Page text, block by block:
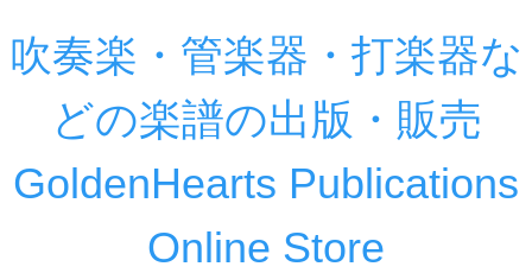
吹奏楽・管楽器・打楽器な
どの楽譜の出版・販売
GoldenHearts Publications
Online Store